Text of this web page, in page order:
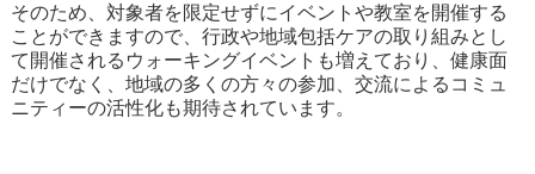
そのため、対象者を限定せずにイベントや教室を開催する
ことができますので、行政や地域包括ケアの取り組みとし
て開催されるウォーキングイベントも増えており、健康面
だけでなく、地域の多くの方々の参加、交流によるコミュ
ニティーの活性化も期待されています。